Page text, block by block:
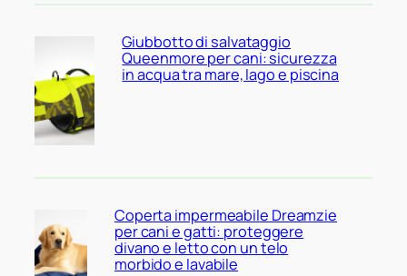
Giubbotto di salvataggio
Queenmore per cani: sicurezza
in acqua tra mare, lago e piscina
Coperta impermeabile Dreamzie
per cani e gatti: proteggere
divano e letto con un telo
morbido e lavabile